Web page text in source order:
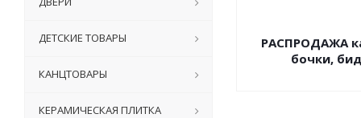
РАСПРОДАЖА
бочки,
ДЕТСКИЕ ТОВАРЫ
КАНЦТОВАРЫ
КЕРАМИЧЕСКАЯ ПЛИТКА